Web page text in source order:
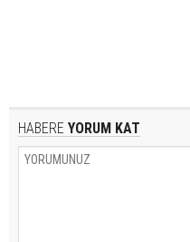
HABERE YORUM KAT